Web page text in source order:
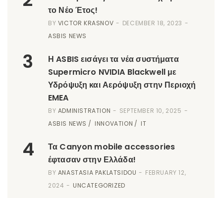
το Νέο Έτος!
BY VICTOR KRASNOV
DECEMBER 18, 2023
ASBIS NEWS
3
Η ASBIS εισάγει τα νέα συστήματα
Supermicro NVIDIA Blackwell με
Υδρόψυξη και Αερόψυξη στην Περιοχή
EMEA
BY ADMINISTRATION
SEPTEMBER 10, 2025
ASBIS NEWS
INNOVATION IT
4
Τα Canyon mobile accessories
έφτασαν στην Ελλάδα!
BY ANASTASIA PAKLATSIDOU
FEBRUARY 12,
2024
UNCATEGORIZED